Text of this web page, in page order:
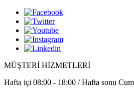
MÜŞTERİ HİZMETLERİ
Hafta içi 08:00 - 18:00 / Hafta sonu